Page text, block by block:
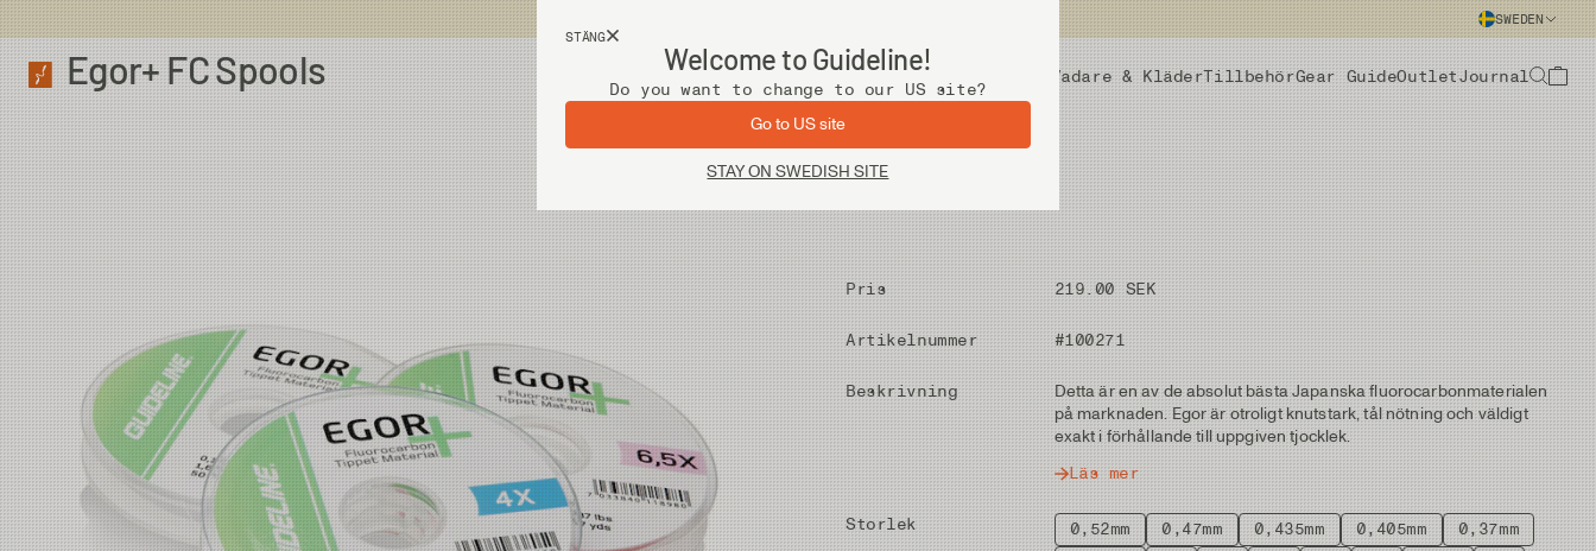
STÄNG
Welcome to Guideline!
Do you want to change to our US site?
Go to US site
STAY ON SWEDISH SITE
SWEDEN
Egor+ FC Spools Vadare & KläderTillbehörGear GuideOutletJournal
Pris 219.00 SEK
Artikelnummer #100271
Beskrivning
Detta är en av de absolut bästa Japanska fluorocarbonmaterialen
på marknaden. Egor är otroligt knutstark, tål nötning och väldigt
exakt i förhållande till uppgiven tjocklek.
Läs mer
Storlek 0,52mm 0,47mm 0,435mm 0,405mm
0,37mm